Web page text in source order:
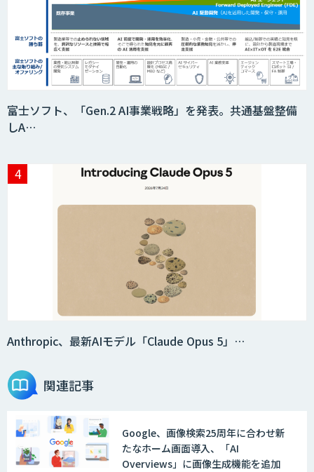
富士ソフト、「Gen.2 AI事業戦略」を発表。共通基盤整備
しA…
Anthropic、最新AIモデル「Claude Opus 5」…
関連記事
Google、画像検索25周年に合わせ新
たなホーム画面導入、「AI
Overviews」に画像生成機能を追加